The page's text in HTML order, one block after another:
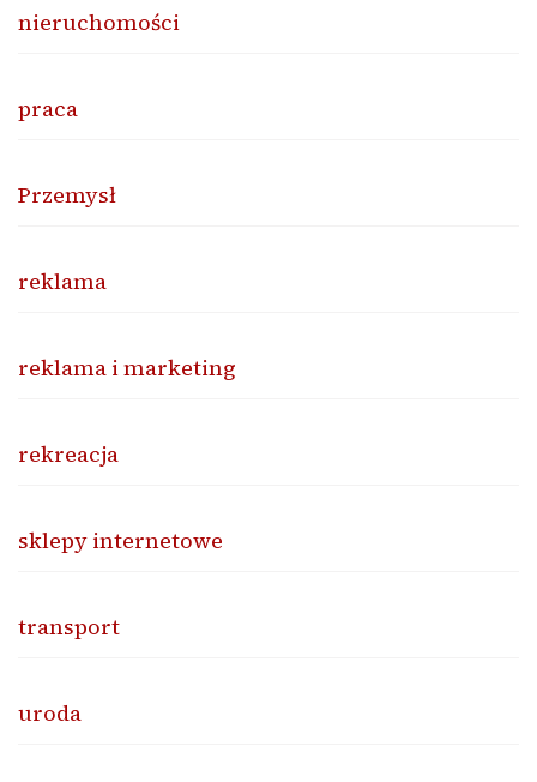
nieruchomości
praca
Przemysł
reklama
reklama i marketing
rekreacja
sklepy internetowe
transport
uroda